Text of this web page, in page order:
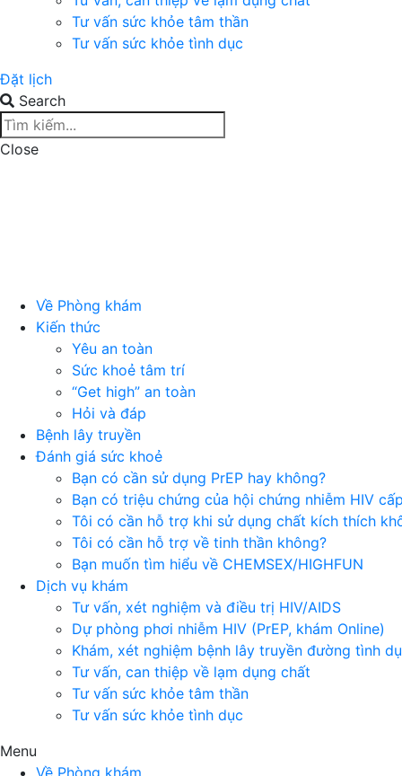
Tư vấn sức khỏe tâm thần
Tư vấn sức khỏe tình dục
Đặt lịch
Search
Close
Về Phòng khám
Kiến thức
Yêu an toàn
Sức khoẻ tâm trí
“Get high” an toàn
Hỏi và đáp
Bệnh lây truyền
Đánh giá sức khoẻ
Bạn có cần sử dụng PrEP hay không?
Bạn có triệu chứng của hội chứng nhiễm HIV
Tôi có cần hỗ trợ khi sử dụng chất kích thích
Tôi có cần hỗ trợ về tinh thần không?
Bạn muốn tìm hiểu về CHEMSEX/HIGHFUN
Dịch vụ khám
Tư vấn, xét nghiệm và điều trị HIV/AIDS
Dự phòng phơi nhiễm HIV (PrEP, khám Online)
Khám, xét nghiệm bệnh lây truyền đường tình
Tư vấn, can thiệp về lạm dụng chất
Tư vấn sức khỏe tâm thần
Tư vấn sức khỏe tình dục
Menu
Về Phòng khám